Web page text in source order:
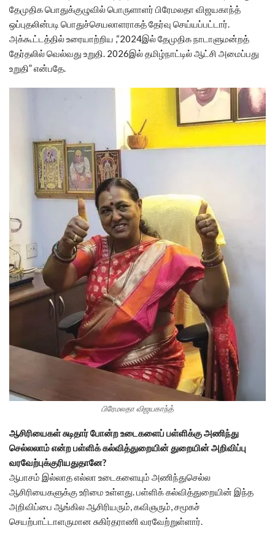
தேமுதிக பொதுக்குழுவில் பொருளாளர் பிரேமலதா விஜயகாந்த்
ஒப்புதலின்படி பொதுச்செயலாளராகத் தேர்வு செய்யப்பட்டார்.
அக்கூட்டத்தில் உரையாற்றிய ,“2024இல் தேமுதிக நாடாளுமன்றத்
தேர்தலில் வெல்வது உறுதி. 2026இல் தமிழ்நாட்டில் ஆட்சி அமைப்பது
உறுதி” என்பதே.
பிரேமலதா விஜயகாந்த்
ஆசிரியைகள் சுடிதார் போன்ற உடைகளைப் பள்ளிக்கு அணிந்து
செல்லலாம் என்ற பள்ளிக் கல்வித்துறையின் துறையின் அறிவிப்பு
வரவேற்புக்குரியதுதானே?
ஆபாசம் இல்லாத எல்லா உடைகளையும் அணிந்துசெல்ல
ஆசிரியைகளுக்கு உரிமை உள்ளது. பள்ளிக் கல்வித்துறையின் இந்த
அறிவிப்பை ஆங்கில ஆசிரியரும், கவிஞரும், சமூகச்
செயற்பாட்டாளருமான சுகிர்தராணி வரவேற்றுள்ளார்.